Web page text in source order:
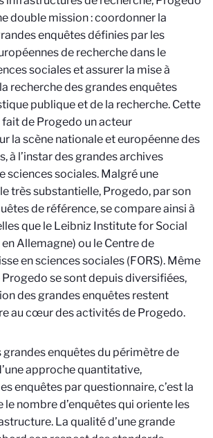
double mission : coordonner la
enquêtes définies par les
de recherche dans le
sociales et assurer la mise à
recherche des grandes enquêtes
publique et de la recherche. Cette
de Progedo un acteur
la scène nationale et européenne des
à l’instar des grandes archives
sciences sociales. Malgré une
très substantielle, Progedo, par son
de référence, se compare ainsi à
que le Leibniz Institute for Social
en Allemagne) ou le Centre de
en sciences sociales (FORS). Même
se sont depuis diversifiées,
des grandes enquêtes restent
au cœur des activités de Progedo.
grandes enquêtes du périmètre de
approche quantitative,
enquêtes par questionnaire, c’est la
nombre d’enquêtes qui oriente les
La qualité d’une grande